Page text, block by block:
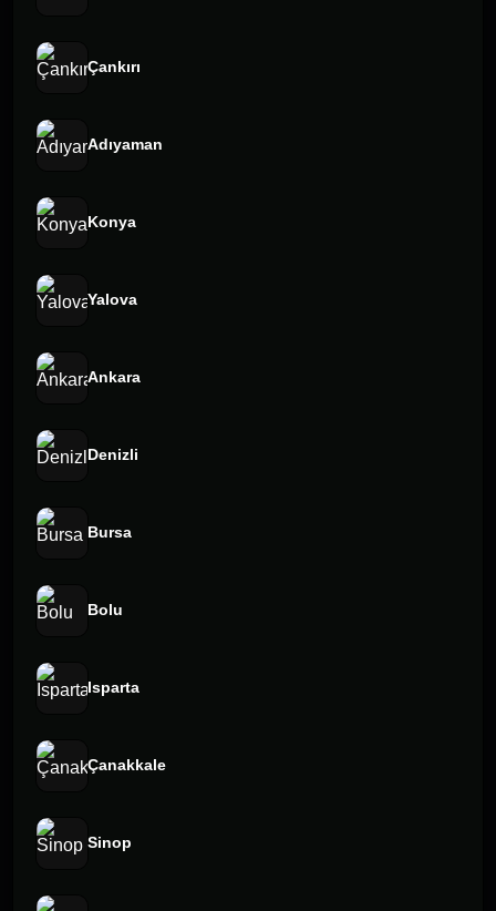
Çankırı
Adıyaman
Konya
Yalova
Ankara
Denizli
Bursa
Bolu
Isparta
Çanakkale
Sinop